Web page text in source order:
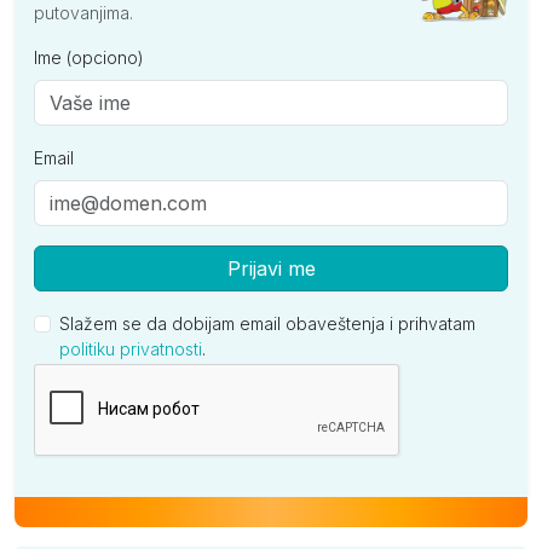
putovanjima.
Ime (opciono)
Email
Prijavi me
Slažem se da dobijam email obaveštenja i prihvatam
politiku privatnosti.